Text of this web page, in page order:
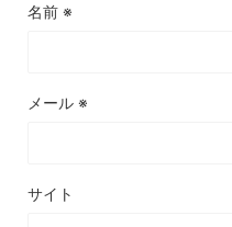
名前 ※
メール ※
サイト